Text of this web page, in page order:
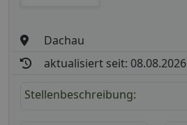
Dachau
aktualisiert seit: 08.08.2026
Stellenbeschreibung: